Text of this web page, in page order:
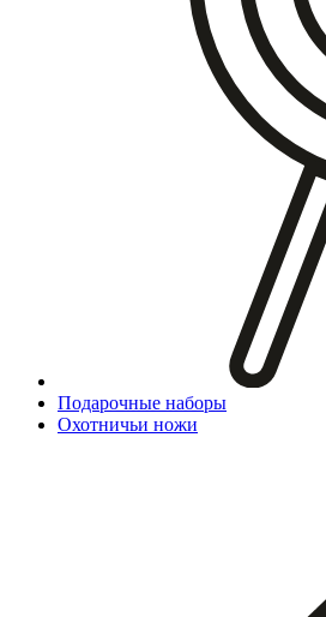
Подарочные наборы
Охотничьи ножи